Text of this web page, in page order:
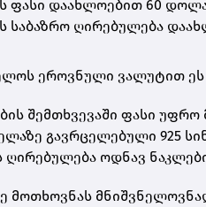
ფასი დაახლოებით 60
საბაზრო ღირებულება
ეროვნული ვალუტით
შემთხვევაში ფასი
გავრცელებული 925
ოდნავ
მოთხოვნას